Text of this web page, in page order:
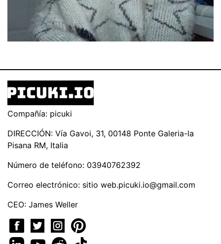
Compañía: picuki
DIRECCIÓN: Vía Gavoi, 31, 00148 Ponte Galeria-la
Pisana RM, Italia
Número de teléfono: 03940762392
Correo electrónico: sitio web.picuki.io@gmail.com
CEO: James Weller